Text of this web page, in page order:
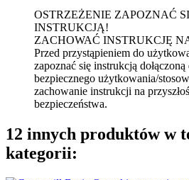
OSTRZEŻENIE ZAPOZNAĆ
INSTRUKCJĄ!
ZACHOWAĆ INSTRUKCJĘ
Przed przystąpieniem do
zapoznać się instrukcją
bezpiecznego użytkowania/
zachowanie instrukcji na
bezpieczeństwa.
12 innych produktów w
kategorii: